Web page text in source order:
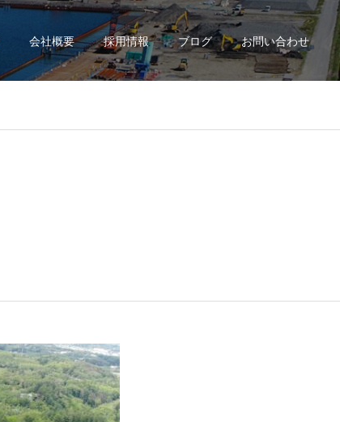
会社概要 採用情報 ブログ お問い合わせ